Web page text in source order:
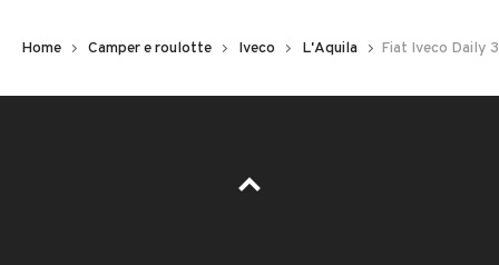
Cambio manuale
Colore
SUPERCAR S.R.L.S.
Home Camper e roulotte Iveco L'Aquila Fiat Iveco Daily